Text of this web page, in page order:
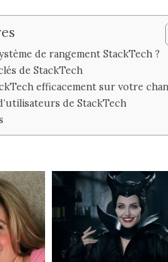
de rangement StackTech ?
de StackTech
efficacement sur votre
de StackTech